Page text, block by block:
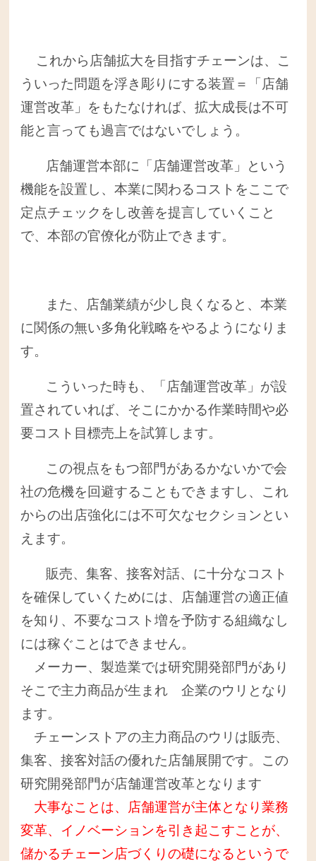
これから店舗拡大を目指すチェーンは、こ
ういった問題を浮き彫りにする装置＝「店舗
運営改革」をもたなければ、拡大成長は不可
能と言っても過言ではないでしょう。
店舗運営本部に「店舗運営改革」という
機能を設置し、本業に関わるコストをここで
定点チェックをし改善を提言していくこと
で、本部の官僚化が防止できます。
また、店舗業績が少し良くなると、本業
に関係の無い多角化戦略をやるようになりま
す。
こういった時も、「店舗運営改革」が設
置されていれば、そこにかかる作業時間や必
要コスト目標売上を試算します。
この視点をもつ部門があるかないかで会
社の危機を回避することもできますし、これ
からの出店強化には不可欠なセクションとい
えます。
販売、集客、接客対話、に十分なコスト
を確保していくためには、店舗運営の適正値
を知り、不要なコスト増を予防する組織なし
には稼ぐことはできません。
メーカー、製造業では研究開発部門があり
そこで主力商品が生まれ 企業のウリとなり
ます。
チェーンストアの主力商品のウリは販売、
集客、接客対話の優れた店舗展開です。この
研究開発部門が店舗運営改革となります
大事なことは、店舗運営が主体となり業務
変革、イノベーションを引き起こすことが、
儲かるチェーン店づくりの礎になるというで